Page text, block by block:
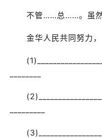
不管……总……。虽然
金华人民共同努力，